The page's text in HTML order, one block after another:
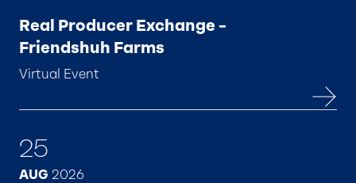
Real Producer Exchange –
Friendshuh Farms
Virtual Event
25
AUG 2026